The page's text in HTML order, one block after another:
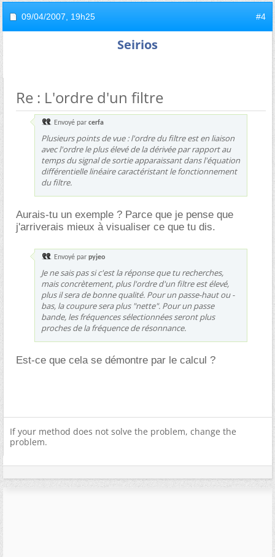
09/04/2007, 19h25 #4
Seirios
Re : L'ordre d'un filtre
Envoyé par cerfa
Plusieurs points de vue : l'ordre du filtre est en liaison
avec l'ordre le plus élevé de la dérivée par rapport au
temps du signal de sortie apparaissant dans l'équation
différentielle linéaire caractéristant le fonctionnement
du filtre.
Aurais-tu un exemple ? Parce que je pense que
j'arriverais mieux à visualiser ce que tu dis.
Envoyé par pyjeo
Je ne sais pas si c'est la réponse que tu recherches,
mais concrètement, plus l'ordre d'un filtre est élevé,
plus il sera de bonne qualité. Pour un passe-haut ou -
bas, la coupure sera plus "nette". Pour un passe
bande, les fréquences sélectionnées seront plus
proches de la fréquence de résonnance.
Est-ce que cela se démontre par le calcul ?
If your method does not solve the problem, change the
problem.